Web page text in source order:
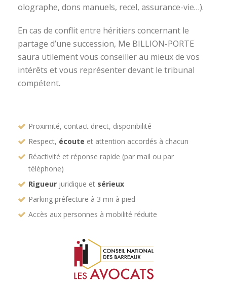
olographe, dons manuels, recel, assurance-vie…).
En cas de conflit entre héritiers concernant le
partage d’une succession, Me BILLION-PORTE
saura utilement vous conseiller au mieux de vos
intérêts et vous représenter devant le tribunal
compétent.
Proximité, contact direct, disponibilité
Respect, écoute et attention accordés à chacun
Réactivité et réponse rapide (par mail ou par
téléphone)
Rigueur juridique et sérieux
Parking préfecture à 3 mn à pied
Accès aux personnes à mobilité réduite